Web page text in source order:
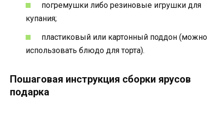
погремушки либо резиновые игрушки для
купания;
пластиковый или картонный поддон (можно
использовать блюдо для торта).
Пошаговая инструкция сборки ярусов
подарка